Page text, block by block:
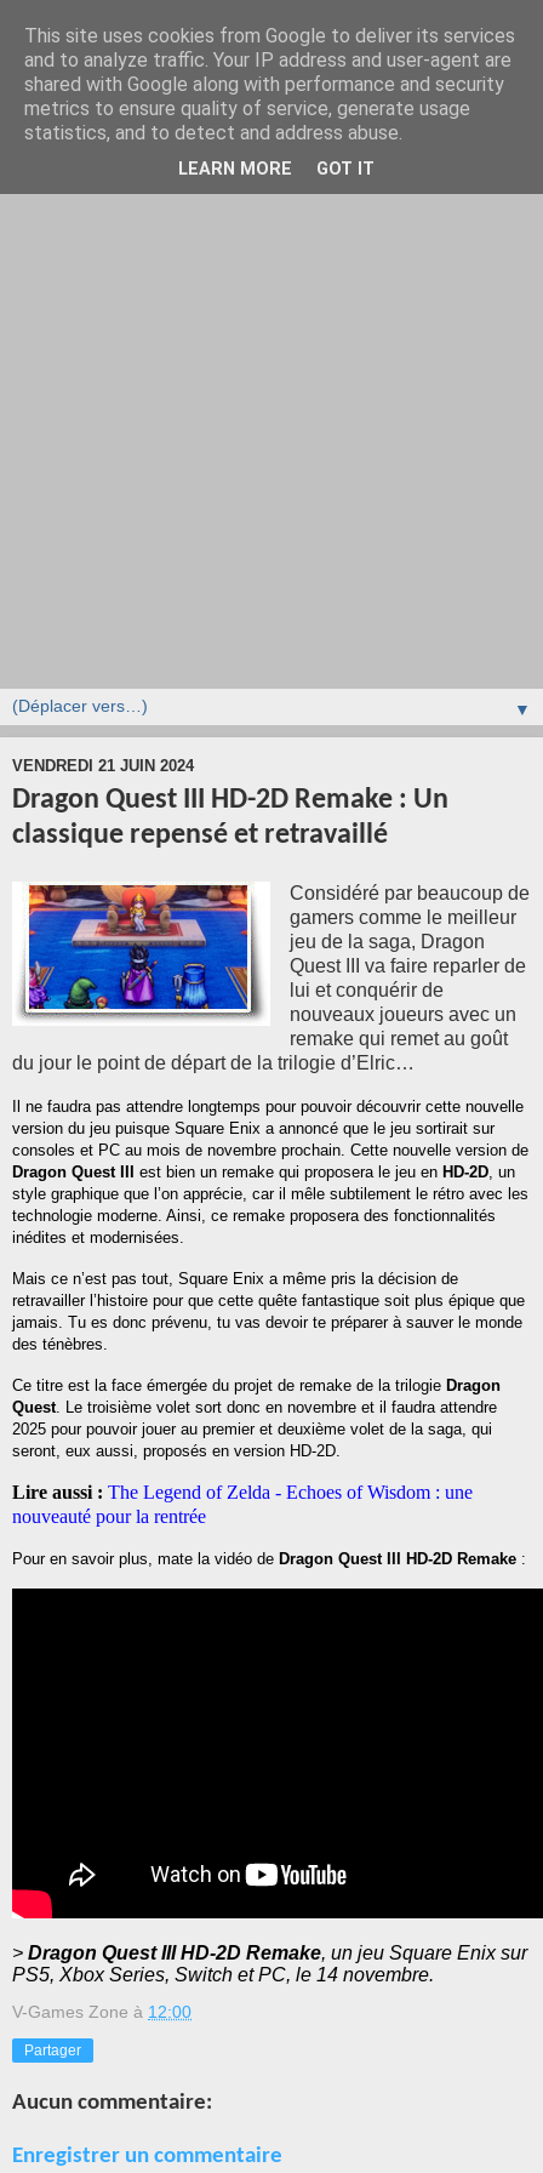
▼
VENDREDI 21 JUIN 2024
Dragon Quest III HD-2D Remake : Un
classique repensé et retravaillé
Considéré par beaucoup de
gamers comme le meilleur
jeu de la saga, Dragon
Quest III va faire reparler de
lui et conquérir de
nouveaux joueurs avec un
remake qui remet au goût
du jour le point de départ de la trilogie d’Elric…
Il ne faudra pas attendre longtemps pour pouvoir découvrir cette nouvelle
version du jeu puisque Square Enix a annoncé que le jeu sortirait sur
consoles et PC au mois de novembre prochain. Cette nouvelle version de
Dragon Quest III est bien un remake qui proposera le jeu en HD-2D, un
style graphique que l’on apprécie, car il mêle subtilement le rétro avec les
technologie moderne. Ainsi, ce remake proposera des fonctionnalités
inédites et modernisées.
Mais ce n’est pas tout, Square Enix a même pris la décision de
retravailler l’histoire pour que cette quête fantastique soit plus épique que
jamais. Tu es donc prévenu, tu vas devoir te préparer à sauver le monde
des ténèbres.
Ce titre est la face émergée du projet de remake de la trilogie Dragon
Quest . Le troisième volet sort donc en novembre et il faudra attendre
2025 pour pouvoir jouer au premier et deuxième volet de la saga, qui
seront, eux aussi, proposés en version HD-2D.
Lire aussi : The Legend of Zelda - Echoes of Wisdom : une
nouveauté pour la rentrée
Pour en savoir plus, mate la vidéo de Dragon Quest III HD-2D Remake :
> Dragon Quest III HD-2D Remake, un jeu Square Enix sur
PS5, Xbox Series, Switch et PC, le 14 novembre.
V-Games Zone à 12:00
Partager
Aucun commentaire:
Enregistrer un commentaire
This site uses cookies from Google to deliver its services
and to analyze traffic. Your IP address and user-agent are
shared with Google along with performance and security
metrics to ensure quality of service, generate usage
statistics, and to detect and address abuse.
LEARN MORE GOT IT